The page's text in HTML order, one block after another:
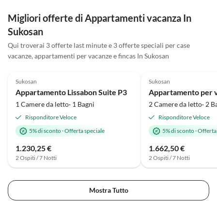
Migliori offerte di Appartamenti vacanza In
Sukosan
Qui troverai 3 offerte last minute e 3 offerte speciali per case
vacanze, appartamenti per vacanze e fincas In Sukosan
Annuncio in
Sukosan
Appartamento Lissabon Suite P3
1 Camere da letto· 1 Bagni
Risponditore Veloce
5% di sconto·Offerta speciale
1.230,25 €
2 Ospiti / 7 Notti
Vacanza al mare
Sukosan
2 Camere da letto· 2
Risponditore Veloce
5% di sconto·Offerta
1.662,50 €
2 Ospiti / 7 Notti
Mostra Tutto